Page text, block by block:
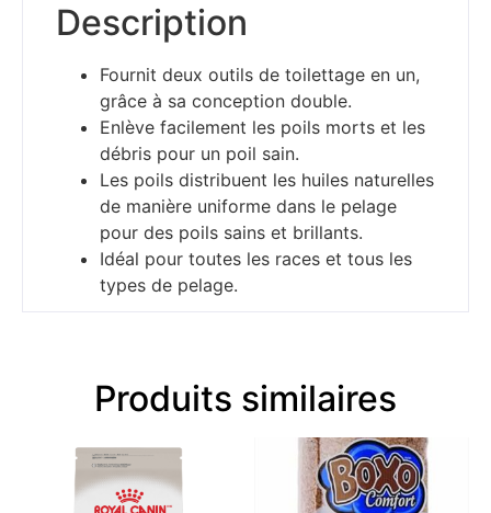
Description
Fournit deux outils de toilettage en un,
grâce à sa conception double.
Enlève facilement les poils morts et les
débris pour un poil sain.
Les poils distribuent les huiles naturelles
de manière uniforme dans le pelage
pour des poils sains et brillants.
Idéal pour toutes les races et tous les
types de pelage.
Produits similaires